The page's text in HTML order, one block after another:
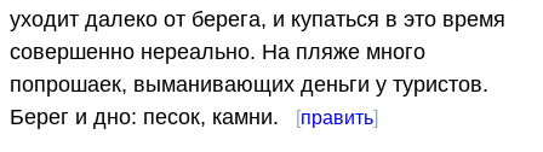
уходит далеко от берега, и купаться в это время
совершенно нереально. На пляже много
попрошаек, выманивающих деньги у туристов.
Берег и дно: песок, камни.
[править]